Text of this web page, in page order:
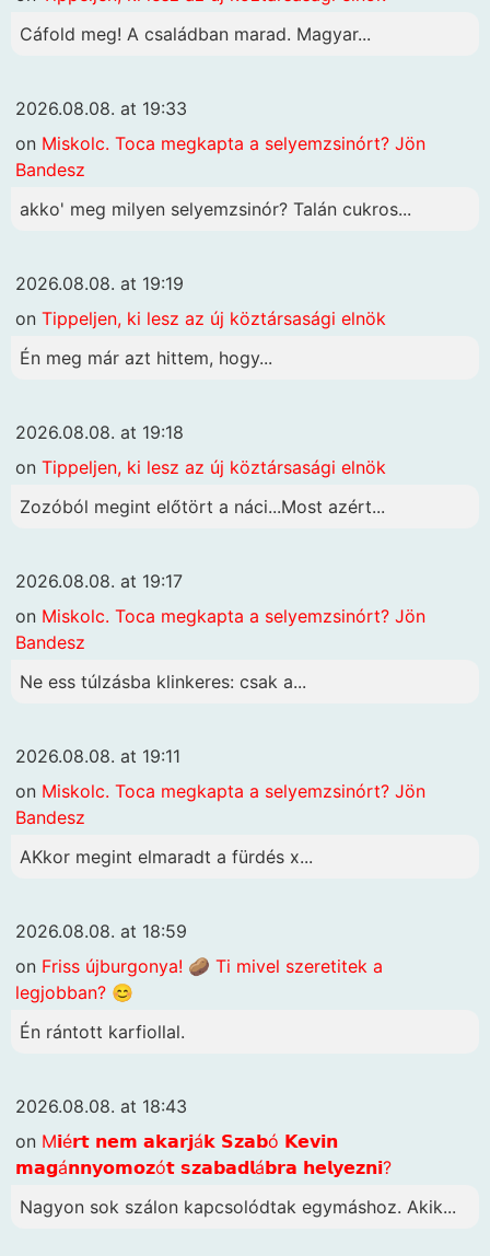
Cáfold meg! A családban marad. Magyar...
2026.08.08. at 19:33
on Miskolc. Toca megkapta a selyemzsinórt? Jön
Bandesz
akko' meg milyen selyemzsinór? Talán cukros...
2026.08.08. at 19:19
on Tippeljen, ki lesz az új köztársasági elnök
Én meg már azt hittem, hogy...
2026.08.08. at 19:18
on Tippeljen, ki lesz az új köztársasági elnök
Zozóból megint előtört a náci...Most azért...
2026.08.08. at 19:17
on Miskolc. Toca megkapta a selyemzsinórt? Jön
Bandesz
Ne ess túlzásba klinkeres: csak a...
2026.08.08. at 19:11
on Miskolc. Toca megkapta a selyemzsinórt? Jön
Bandesz
AKkor megint elmaradt a fürdés x...
2026.08.08. at 18:59
on Friss újburgonya! 🥔 Ti mivel szeretitek a
legjobban? 😊
Én rántott karfiollal.
2026.08.08. at 18:43
on M𝗶é𝗿𝘁 𝗻𝗲𝗺 𝗮𝗸𝗮𝗿𝗷á𝗸 𝗦𝘇𝗮𝗯ó 𝗞𝗲𝘃𝗶𝗻
𝗺𝗮𝗴á𝗻𝗻𝘆𝗼𝗺𝗼𝘇ó𝘁 𝘀𝘇𝗮𝗯𝗮𝗱𝗹á𝗯𝗿𝗮 𝗵𝗲𝗹𝘆𝗲𝘇𝗻𝗶?
Nagyon sok szálon kapcsolódtak egymáshoz. Akik...